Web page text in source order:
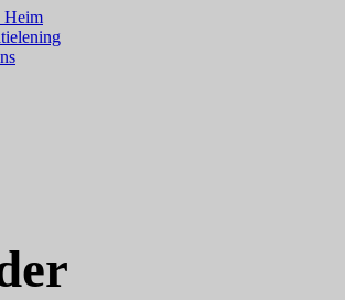
Heim